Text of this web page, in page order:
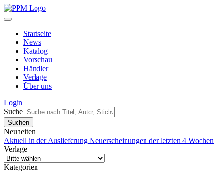
Startseite
News
Katalog
Vorschau
Händler
Verlage
Über uns
Login
Suche
Neuheiten
Aktuell in der Auslieferung Neuerscheinungen der letzten 4 Wochen
Verlage
Kategorien